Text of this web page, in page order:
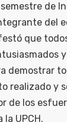
de
del
que
demostrar
realizado y
de los
UPCH.